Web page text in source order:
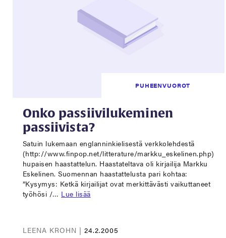
PUHEENVUOROT
Onko passiivilukeminen
passiivista?
Satuin lukemaan englanninkielisestä verkkolehdestä
(http://www.finpop.net/litterature/markku_eskelinen.php)
hupaisen haastattelun. Haastateltava oli kirjailija Markku
Eskelinen. Suomennan haastattelusta pari kohtaa:
”Kysymys: Ketkä kirjailijat ovat merkittävästi vaikuttaneet
työhösi /… Lue lisää
LEENA KROHN | 24.2.2005